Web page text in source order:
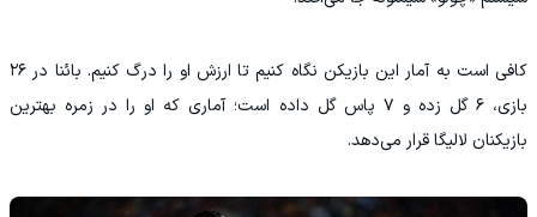
کافی است به آمار این بازیکن نگاه کنیم تا ارزش او را درگ کنیم. بائنا در ۲۶
بازی، ۶ گل زده و ۷ پاس گل داده است؛ آماری که او را در زمره بهترین
بازیکنان لالیگا قرار می‌دهد.